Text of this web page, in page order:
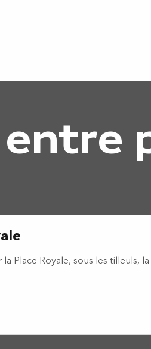
Place Royale, sous les tilleuls,